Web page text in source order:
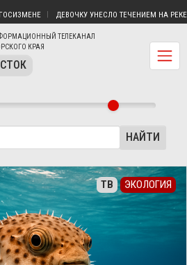
ТЕЛЕКАНАЛ
КРАЯ
ДЕВОЧКУ УНЕСЛО ТЕЧЕНИЕМ НА РЕКЕ В
НАЙТИ
ТВ ЭКОЛОГИЯ